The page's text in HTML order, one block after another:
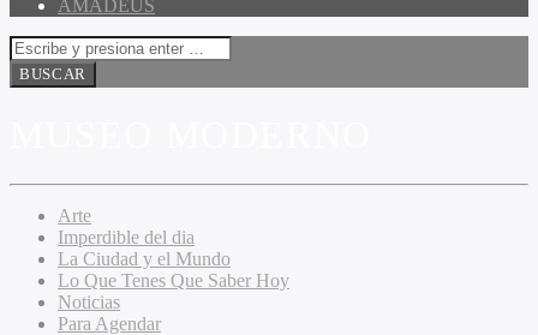
AMADEUS
Arte
Imperdible del dia
La Ciudad y el Mundo
Lo Que Tenes Que Saber Hoy
Noticias
Para Agendar